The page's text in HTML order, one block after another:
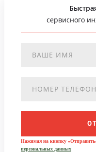
сервисного
Нажимая на кнопку
персональных данных